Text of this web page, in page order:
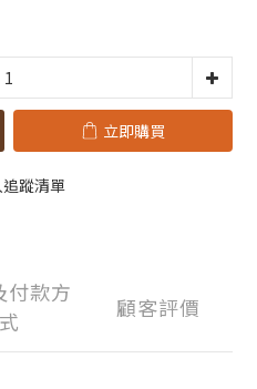
立即購買
蹤清單
付款方
式
顧客評價